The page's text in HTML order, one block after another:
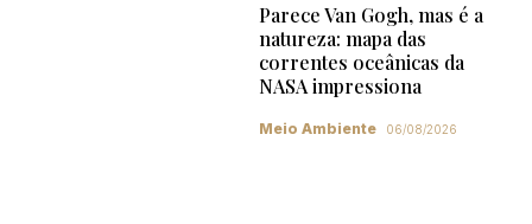
Parece Van Gogh, mas é a
natureza: mapa das
correntes oceânicas da
NASA impressiona
Meio Ambiente 06/08/2026